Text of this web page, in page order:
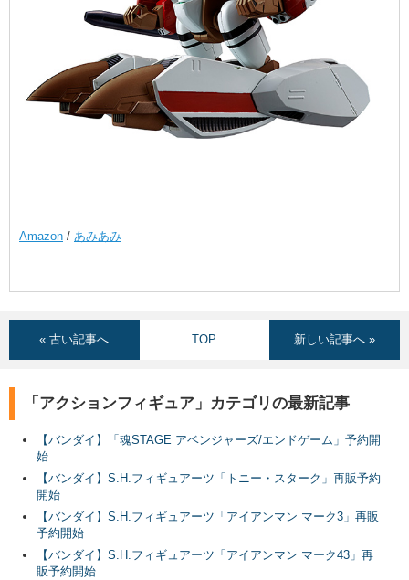
Amazon / あみあみ
« 古い記事へ TOP 新しい記事へ »
「アクションフィギュア」カテゴリの最新記事
【バンダイ】「魂STAGE アベンジャーズ/エンドゲーム」予約開
始
【バンダイ】S.H.フィギュアーツ「トニー・スターク」再販予約
開始
【バンダイ】S.H.フィギュアーツ「アイアンマン マーク3」再販
予約開始
【バンダイ】S.H.フィギュアーツ「アイアンマン マーク43」再
販予約開始